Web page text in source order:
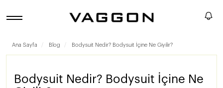
Ana Sayfa Blog Bodysuit Nedir? Bodysuit İçine Ne Giyilir?
Bodysuit Nedir? Bodysuit İçine Ne